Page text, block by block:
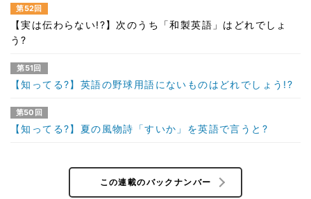
第52回
【実は伝わらない!?】次のうち「和製英語」はどれでしょ
う?
第51回
【知ってる?】英語の野球用語にないものはどれでしょう!?
第50回
【知ってる?】夏の風物詩「すいか」を英語で言うと?
この連載のバックナンバー